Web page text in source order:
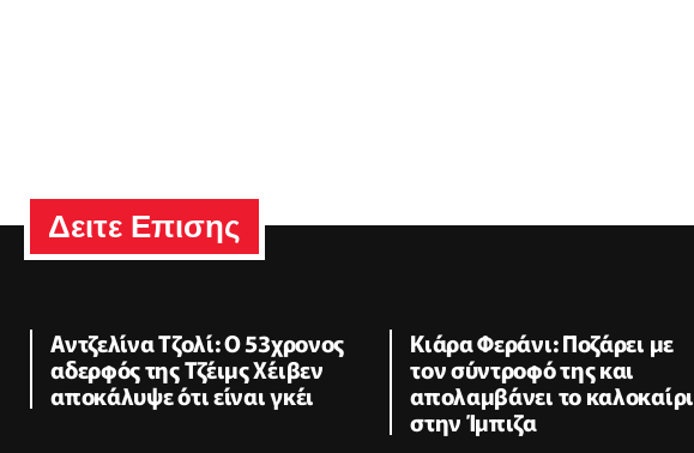
Δειτε Επισης
Αντζελίνα Τζολί: Ο 53χρονος
αδερφός της Τζέιμς Χέιβεν
αποκάλυψε ότι είναι γκέι
Κιάρα Φεράνι: Ποζάρει με
τον σύντροφό της και
απολαμβάνει το καλοκαίρι
στην Ίμπιζα